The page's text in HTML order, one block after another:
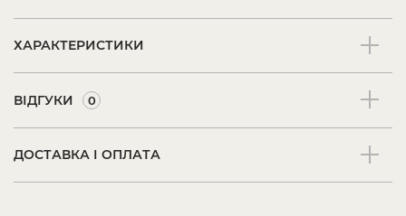
ХАРАКТЕРИСТИКИ
ВІДГУКИ 0
ДОСТАВКА І ОПЛАТА